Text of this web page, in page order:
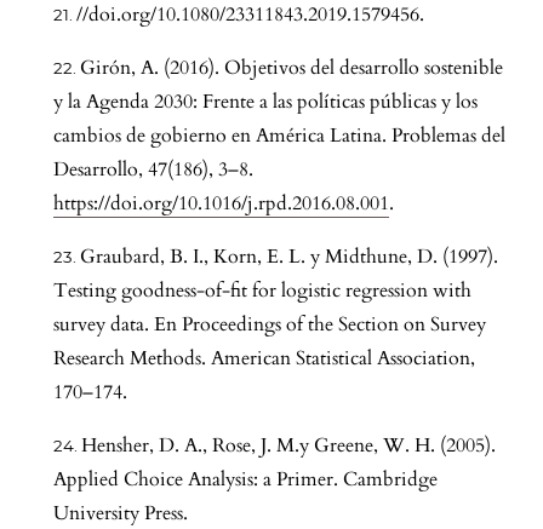
//doi.org/10.1080/23311843.2019.1579456.
Girón, A. (2016). Objetivos del desarrollo sostenible
y la Agenda 2030: Frente a las políticas públicas y los
cambios de gobierno en América Latina. Problemas del
Desarrollo, 47(186), 3–8.
https://doi.org/10.1016/j.rpd.2016.08.001.
Graubard, B. I., Korn, E. L. y Midthune, D. (1997).
Testing goodness-of-fit for logistic regression with
survey data. En Proceedings of the Section on Survey
Research Methods. American Statistical Association,
170–174.
Hensher, D. A., Rose, J. M.y Greene, W. H. (2005).
Applied Choice Analysis: a Primer. Cambridge
University Press.